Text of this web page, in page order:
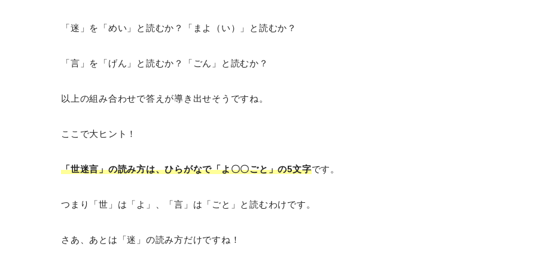
「迷」を「めい」と読むか？「まよ（い）」と読むか？
「言」を「げん」と読むか？「ごん」と読むか？
以上の組み合わせで答えが導き出せそうですね。
ここで大ヒント！
「世迷言」の読み方は、ひらがなで「よ〇〇ごと」の5文字です。
つまり「世」は「よ」、「言」は「ごと」と読むわけです。
さあ、あとは「迷」の読み方だけですね！